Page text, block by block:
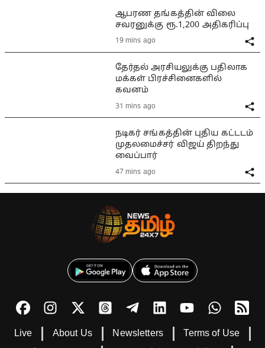
ஆபரண தங்கத்தின் விலை
சவரனுக்கு ரூ.1,200 அதிகரிப்பு
19 mins ago
தேர்தல் அரசியலுக்கு பதிலாக
மக்கள் பிரச்சினைகளில்
கவனம்
31 mins ago
நடிகர் சங்கத்தின் புதிய கட்டடம்
முதலமைச்சர் விஜய் திறந்து
வைப்பார்
47 mins ago
Live About Us Newsletters
Terms of Use